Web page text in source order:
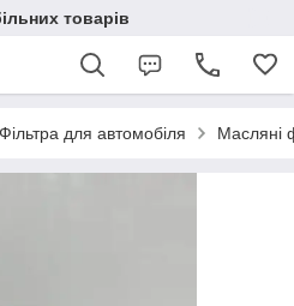
товарів
Фільтра для автомобіля Масляні